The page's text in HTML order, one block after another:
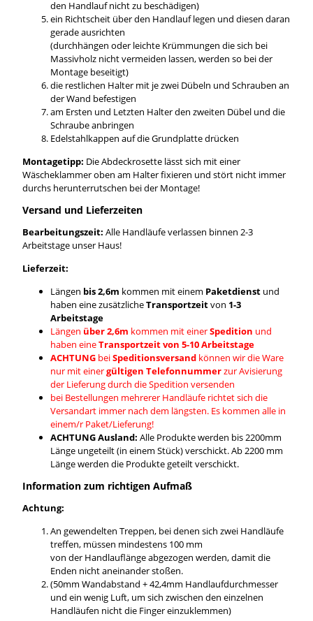
den Handlauf nicht zu beschädigen)
ein Richtscheit über den Handlauf legen und diesen daran
gerade ausrichten
(durchhängen oder leichte Krümmungen die sich bei
Massivholz nicht vermeiden lassen, werden so bei der
Montage beseitigt)
die restlichen Halter mit je zwei Dübeln und Schrauben an
der Wand befestigen
am Ersten und Letzten Halter den zweiten Dübel und die
Schraube anbringen
Edelstahlkappen auf die Grundplatte drücken
Montagetipp: Die Abdeckrosette lässt sich mit einer
Wäscheklammer oben am Halter fixieren und stört nicht immer
durchs herunterrutschen bei der Montage!
Versand und Lieferzeiten
Bearbeitungszeit: Alle Handläufe verlassen binnen 2-3
Arbeitstage unser Haus!
Lieferzeit:
Längen bis 2,6m kommen mit einem Paketdienstund
haben eine zusätzlicheTransportzeitvon 1-3
Arbeitstage
Längen über 2,6m kommen mit einerSpedition und
haben eineTransportzeit von 5-10 Arbeitstage
ACHTUNGbeiSpeditionsversandkönnen wir die Ware
nur mit einergültigen Telefonnummerzur Avisierung
der Lieferung durch die Spedition versenden
bei Bestellungen mehrerer Handläufe richtet sich die
Versandart immer nach dem längsten. Es kommen alle in
einem/r Paket/Lieferung!
ACHTUNG Ausland: Alle Produkte werden bis 2200mm
Länge ungeteilt (in einem Stück) verschickt. Ab 2200 mm
Länge werden die Produkte geteilt verschickt.
Information zum richtigen Aufmaß
Achtung:
An gewendelten Treppen, bei denen sich zwei Handläufe
treffen, müssen mindestens 100 mm
von der Handlauflänge abgezogen werden, damit die
Enden nicht aneinander stoßen.
(50mm Wandabstand + 42,4mm Handlaufdurchmesser
und ein wenig Luft, um sich zwischen den einzelnen
Handläufen nicht die Finger einzuklemmen)